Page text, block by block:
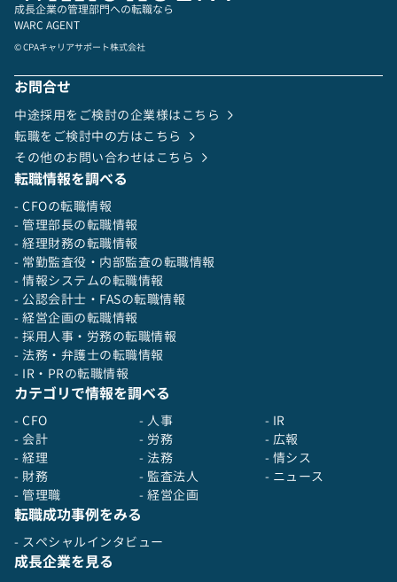
成長企業の管理部門への転職なら
WARC AGENT
© CPAキャリアサポート株式会社
お問合せ
中途採用をご検討の企業様はこちら
転職をご検討中の方はこちら
その他のお問い合わせはこちら
転職情報を調べる
- CFOの転職情報
- 管理部長の転職情報
- 経理財務の転職情報
- 常勤監査役・内部監査の転職情報
- 情報システムの転職情報
- 公認会計士・FASの転職情報
- 経営企画の転職情報
- 採用人事・労務の転職情報
- 法務・弁護士の転職情報
- IR・PRの転職情報
カテゴリで情報を調べる
- CFO
- 会計
- 経理
- 財務
- 管理職
- 人事
- 労務
- 法務
- 監査法人
- 経営企画
- IR
- 広報
- 情シス
- ニュース
転職成功事例をみる
- スペシャルインタビュー
成長企業を見る